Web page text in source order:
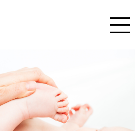
Fyzioterapie
Poskytované služby
VOLNÁ KAPACITA